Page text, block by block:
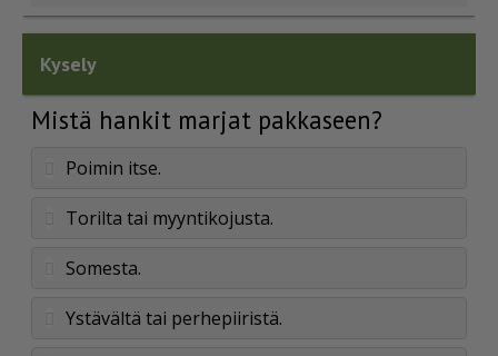
Kysely
Mistä hankit marjat pakkaseen?
Poimin itse.
Torilta tai myyntikojusta.
Somesta.
Ystävältä tai perhepiiristä.